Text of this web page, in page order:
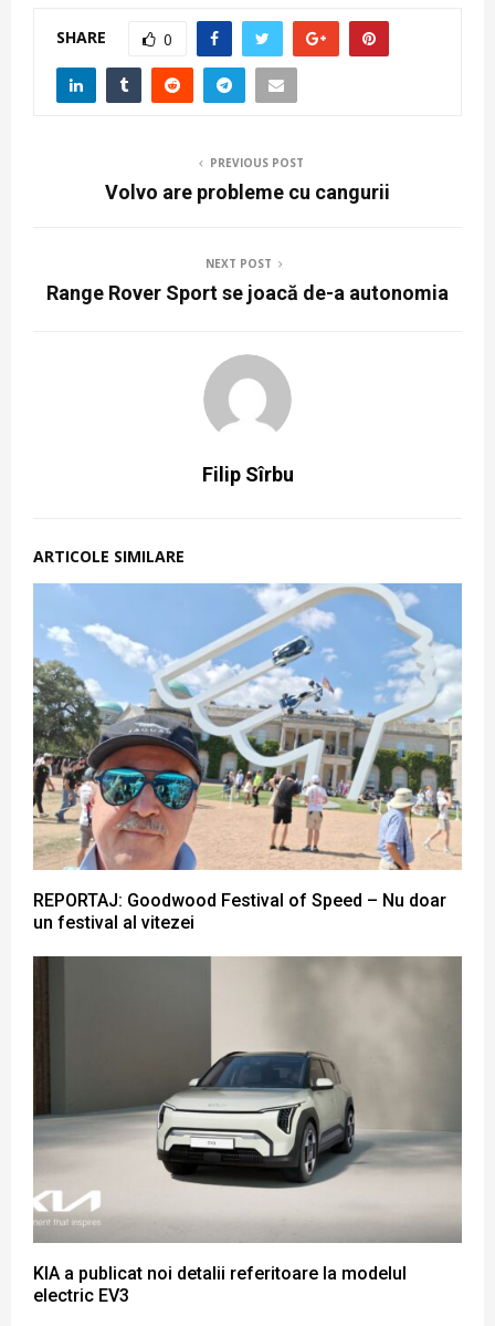
SHARE 0
PREVIOUS POST
Volvo are probleme cu cangurii
NEXT POST
Range Rover Sport se joacă de-a autonomia
Filip Sîrbu
ARTICOLE SIMILARE
REPORTAJ: Goodwood Festival of Speed – Nu doar
un festival al vitezei
KIA a publicat noi detalii referitoare la modelul
electric EV3